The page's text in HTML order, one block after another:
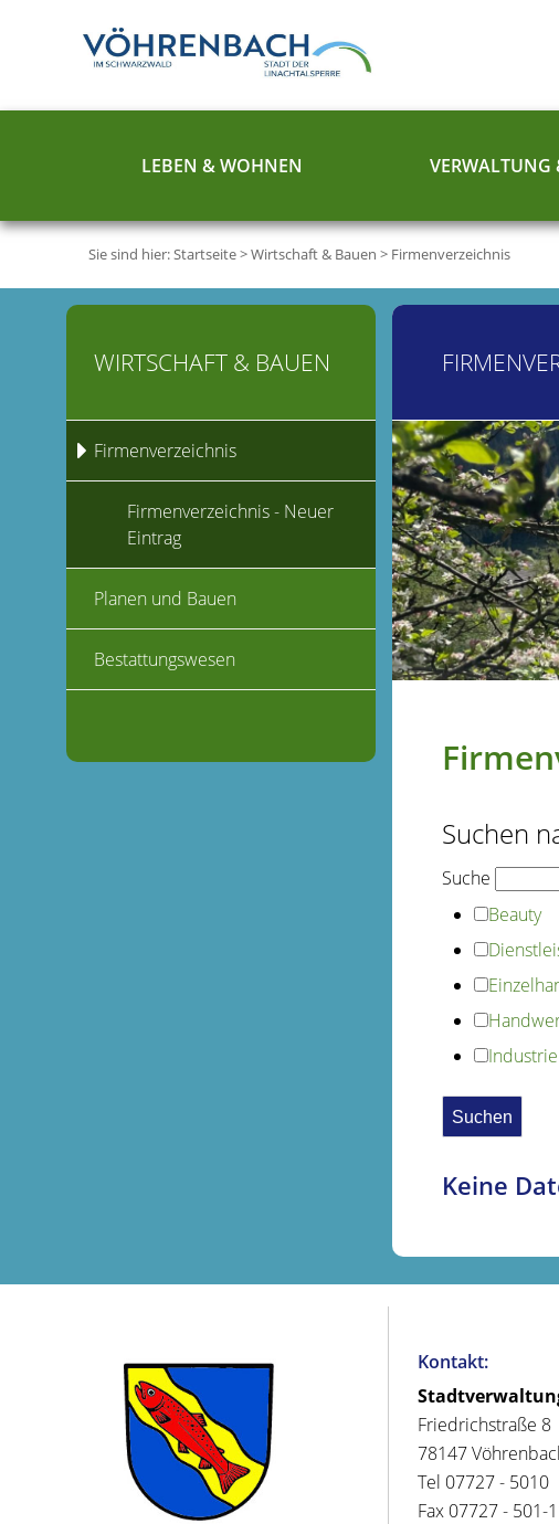
LEBEN & WOHNEN VERWALTUNG
Sie sind hier:Startseite>Wirtschaft & Bauen > Firmenverzeichnis
Suchen
Suche
Beauty
Industrie
Keine
WIRTSCHAFT & BAUEN
Firmenverzeichnis
Firmenverzeichnis - Neuer
Eintrag
Planen und Bauen
Bestattungswesen
Kontakt:
Friedrichstraße 8
78147
Tel 07727 - 5010
Fax 07727 - 501-